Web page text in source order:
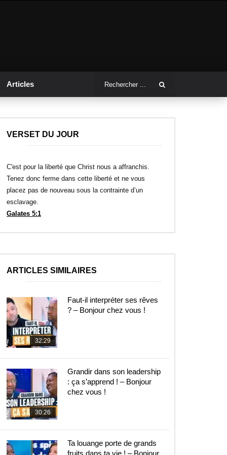
Articles
VERSET DU JOUR
C'est pour la liberté que Christ nous a affranchis.
Tenez donc ferme dans cette liberté et ne vous
placez pas de nouveau sous la contrainte d’un
esclavage.
Galates 5:1
ARTICLES SIMILAIRES
32:29
Faut-il interpréter ses rêves
? – Bonjour chez vous !
30:26
Grandir dans son leadership
: ça s’apprend ! – Bonjour
chez vous !
Ta louange porte de grands
fruits dans ta vie ! – Bonjour